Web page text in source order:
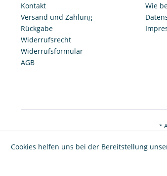
Kontakt
Versand und Zahlung
Rückgabe
Widerrufsrecht
Widerrufsformular
AGB
Wie
*
Cookies helfen uns bei der Bereitstellung